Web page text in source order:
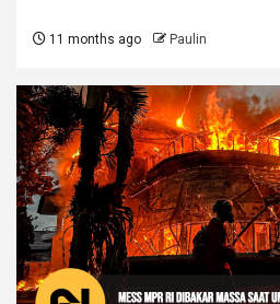
11 months ago Paulin